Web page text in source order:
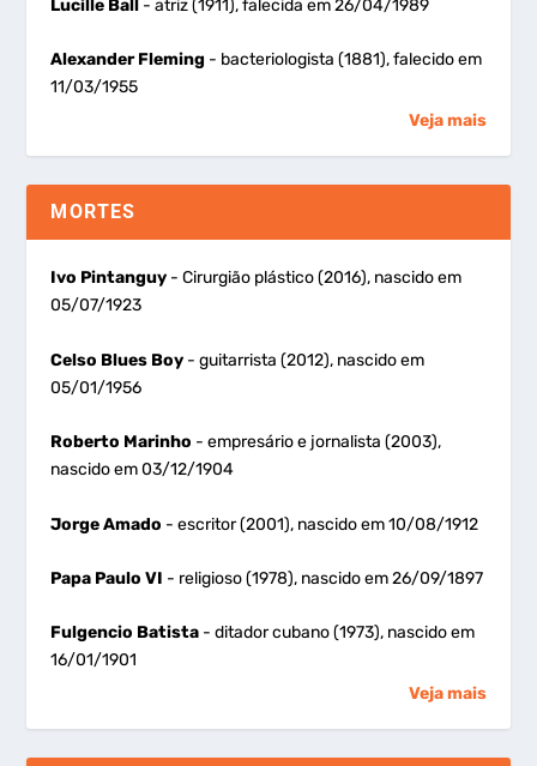
Lucille Ball - atriz (1911), falecida em 26/04/1989
Alexander Fleming - bacteriologista (1881), falecido em
11/03/1955
Veja mais
MORTES
Ivo Pintanguy - Cirurgião plástico (2016), nascido em
05/07/1923
Celso Blues Boy - guitarrista (2012), nascido em
05/01/1956
Roberto Marinho - empresário e jornalista (2003),
nascido em 03/12/1904
Jorge Amado - escritor (2001), nascido em 10/08/1912
Papa Paulo VI - religioso (1978), nascido em 26/09/1897
Fulgencio Batista - ditador cubano (1973), nascido em
16/01/1901
Veja mais